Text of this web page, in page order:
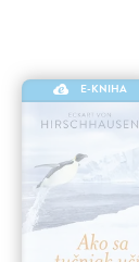
E-KNIHA